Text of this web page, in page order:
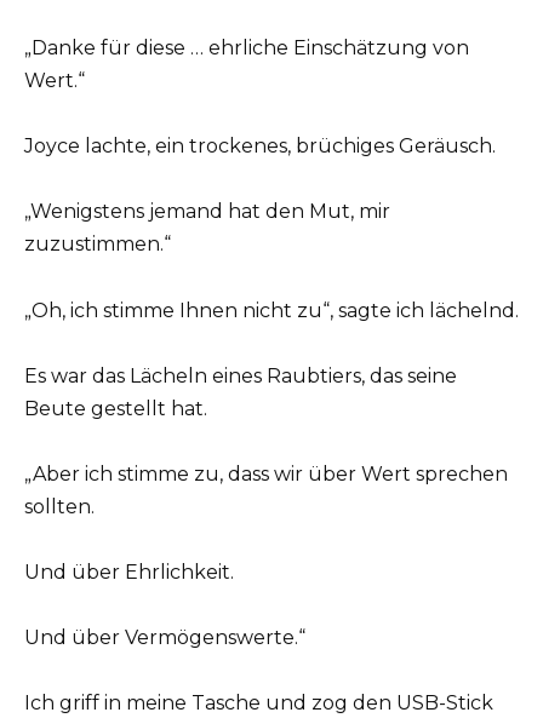
„Danke für diese … ehrliche Einschätzung von
Wert.“
Joyce lachte, ein trockenes, brüchiges Geräusch.
„Wenigstens jemand hat den Mut, mir
zuzustimmen.“
„Oh, ich stimme Ihnen nicht zu“, sagte ich lächelnd.
Es war das Lächeln eines Raubtiers, das seine
Beute gestellt hat.
„Aber ich stimme zu, dass wir über Wert sprechen
sollten.
Und über Ehrlichkeit.
Und über Vermögenswerte.“
Ich griff in meine Tasche und zog den USB-Stick